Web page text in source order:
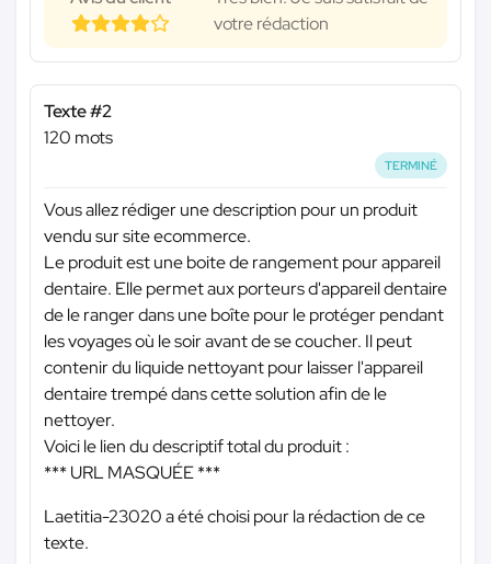
votre rédaction
Texte #2
120 mots
TERMINÉ
Vous allez rédiger une description pour un produit
vendu sur site ecommerce.
Le produit est une boite de rangement pour appareil
dentaire. Elle permet aux porteurs d'appareil dentaire
de le ranger dans une boîte pour le protéger pendant
les voyages où le soir avant de se coucher. Il peut
contenir du liquide nettoyant pour laisser l'appareil
dentaire trempé dans cette solution afin de le
nettoyer.
Voici le lien du descriptif total du produit :
*** URL MASQUÉE ***
Laetitia-23020 a été choisi pour la rédaction de ce
texte.